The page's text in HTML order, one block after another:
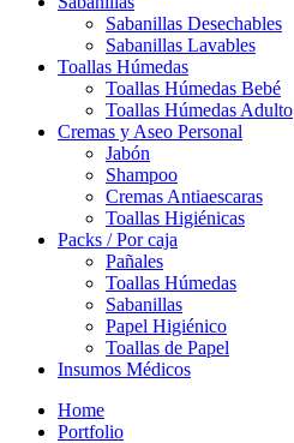
Sabanillas Desechables
Sabanillas Lavables
Toallas Húmedas
Toallas Húmedas Bebé
Toallas Húmedas Adulto
Cremas y Aseo Personal
Jabón
Shampoo
Cremas Antiaescaras
Toallas Higiénicas
Packs / Por caja
Pañales
Toallas Húmedas
Sabanillas
Papel Higiénico
Toallas de Papel
Insumos Médicos
Home
Portfolio